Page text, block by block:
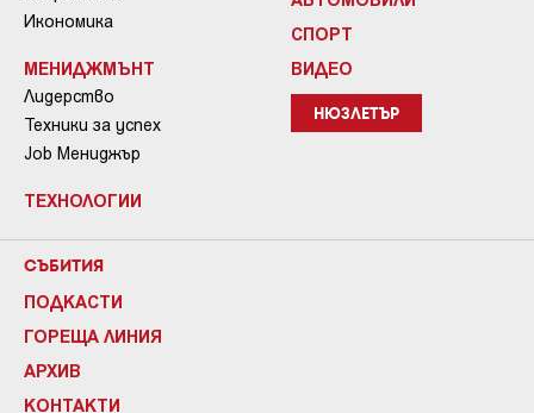
Икономика
МЕНИДЖМЪНТ
Лидерство
Техники за успех
Job Мениджър
ТЕХНОЛОГИИ
СПОРТ
ВИДЕО
НЮЗЛЕТЪР
СЪБИТИЯ
ПОДКАСТИ
ГОРЕЩА ЛИНИЯ
АРХИВ
КОНТАКТИ